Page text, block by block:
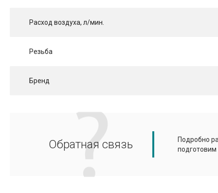
Расход воздуха, л/мин.
Резьба
Бренд
Обратная связь
Подробно